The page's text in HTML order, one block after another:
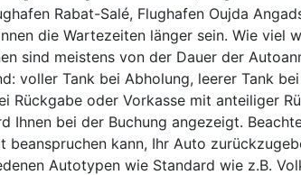
Rabat-Salé, Flughafen Oujda
die Wartezeiten länger sein. Wie viel
sind meistens von der Dauer der
voller Tank bei Abholung, leerer Tank
Rückgabe oder Vorkasse mit anteiliger
Ihnen bei der Buchung angezeigt.
beanspruchen kann, Ihr Auto
Autotypen wie Standard wie z.B.